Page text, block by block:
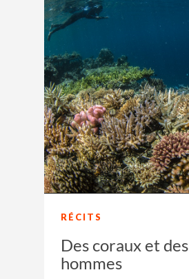
RÉCITS
Des coraux et des
hommes